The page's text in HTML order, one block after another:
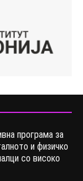
програма за
и физичко
со високо